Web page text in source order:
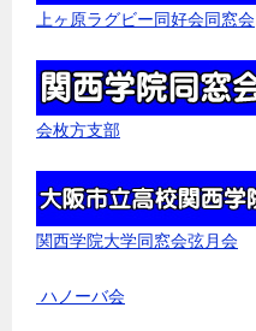
上ヶ原ラグビー同好会同窓会
会枚方支部
関西学院大学同窓会弦月会
ハノーバ会